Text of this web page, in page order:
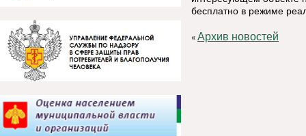
бесплатно в режиме
«Архив новостей